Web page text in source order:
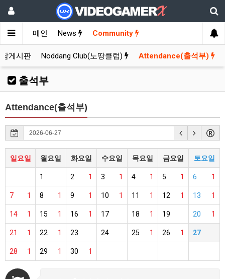
메인 News Community
게시판 Noddang Club(노땅클럽) Attendance(출석부)
출석부
Attendance(출석부)
일요일 월요일 화요일 수요일 목요일 금요일 토요일
1 1
2 1
3 1
4 1
5 1
6
1
7 1
8 1
9 1
10 1
11 1
12 1
13
1
14 1
15 1
16 17 1
18 19 1
20
1
21 1
22 23 24 1
25 1
26 27
1
28 1
29 1
30